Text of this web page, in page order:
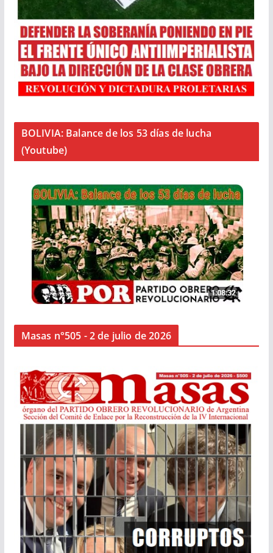
BOLIVIA: Balance de los 53 días de lucha
(Youtube)
Masas n°505 - 2 de julio de 2026